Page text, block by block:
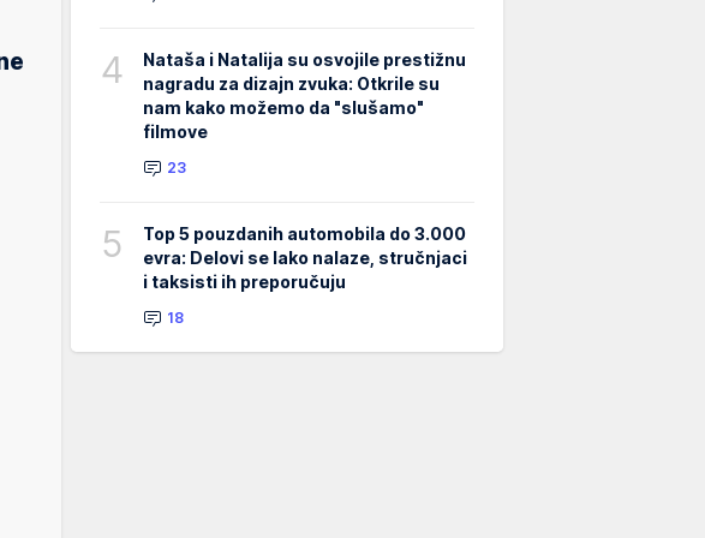
4
Nataša i Natalija su osvojile prestižnu
nagradu za dizajn zvuka: Otkrile su
nam kako možemo da "slušamo"
filmove
23
5
Top 5 pouzdanih automobila do 3.000
evra: Delovi se lako nalaze, stručnjaci
i taksisti ih preporučuju
18